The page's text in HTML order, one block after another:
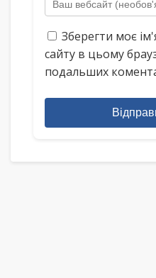
Зберегти моє
сайту в цьому
подальших